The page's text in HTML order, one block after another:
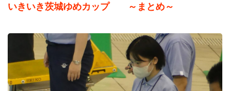
いきいき茨城ゆめカップ ～まとめ～